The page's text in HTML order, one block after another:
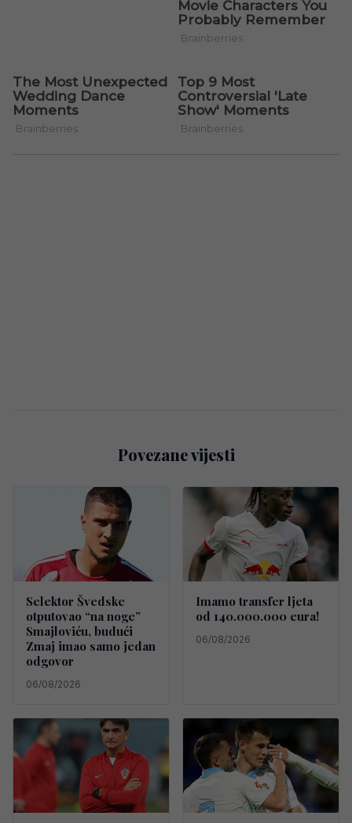
Povezane vijesti
Selektor Švedske
otputovao “na noge”
Smajloviću, budući
Zmaj imao samo jedan
odgovor
06/08/2026
Imamo transfer ljeta
od 140.000.000 eura!
06/08/2026